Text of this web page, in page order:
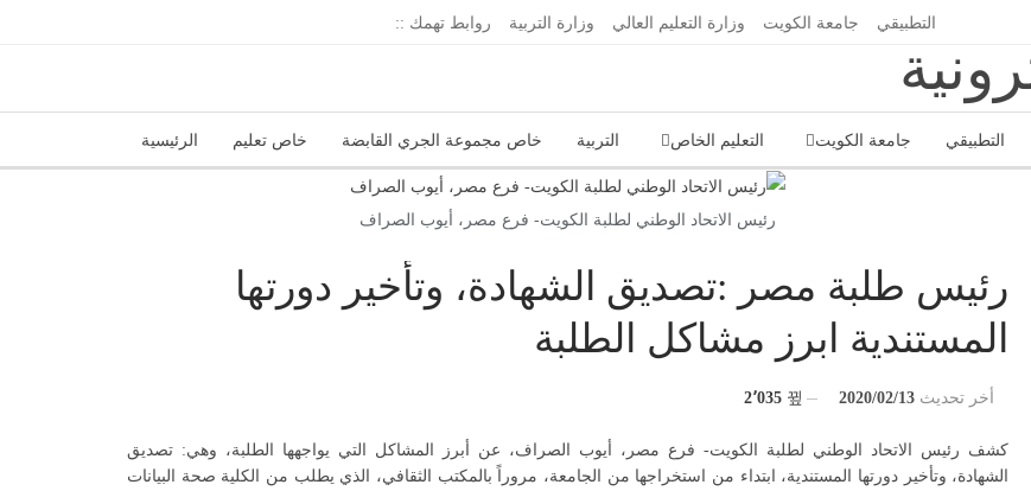
روابط تهمك :: وزارة التربية وزارة التعليم العالي جامعة الكويت التطبيقي
الرئيسية خاص تعليم خاص مجموعة الجري القابضة التربية التعليم الخاص جامعة الكويت التطبيقي
إدارة الجريدة
رئيس الاتحاد الوطني لطلبة الكويت- فرع مصر، أيوب الصراف
رئيس طلبة مصر :تصديق الشهادة، وتأخير دورتها
المستندية ابرز مشاكل الطلبة
أخر تحديث 2020/02/13
كشف رئيس الاتحاد الوطني لطلبة الكويت- فرع مصر، أيوب الصراف، عن أبرز المشاكل التي يواجهها الطلبة، وهي: تصديق
الشهادة، وتأخير دورتها المستندية، ابتداء من استخراجها من الجامعة، مروراً بالمكتب الثقافي، الذي يطلب من الكلية صحة البيانات